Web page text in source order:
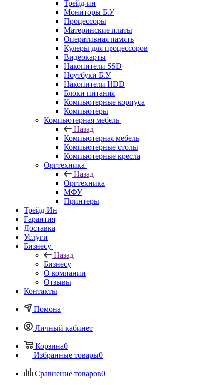
Трейд-ин
Мониторы Б.У
Процессоры
Материнские платы
Оперативная память
Кулеры для процессоров
Видеокарты
Накопители SSD
Ноутбуки Б.У
Накопители HDD
Блоки питания
Компьютерные корпуса
Компьютеры
Компьютерная мебель
Назад
Компьютерная мебель
Компьютерные столы
Компьютерные кресла
Оргтехника
Назад
Оргтехника
МФУ
Принтеры
Трейд-Ин
Гарантия
Доставка
Услуги
Бизнесу
Назад
Бизнесу
О компании
Отзывы
Контакты
Помона
Личный кабинет
Корзина0
Избранные товары0
Сравнение товаров0